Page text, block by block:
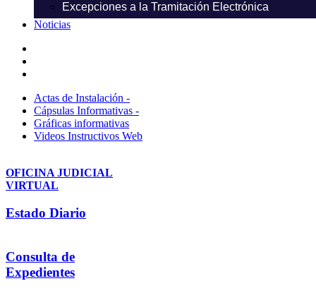
Excepciones a la Tramitación Electrónica
Noticias
Actas de Instalación -
Cápsulas Informativas -
Gráficas informativas
Videos Instructivos Web
OFICINA JUDICIAL
VIRTUAL
Estado Diario
Consulta de
Expedientes